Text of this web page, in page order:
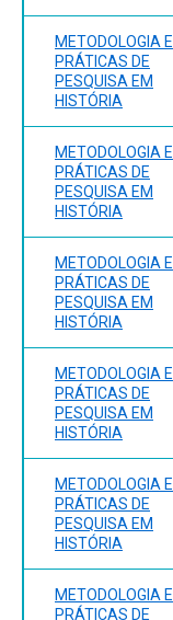
METODOLOGIA E
PRÁTICAS DE
PESQUISA EM
HISTÓRIA
METODOLOGIA E
PRÁTICAS DE
PESQUISA EM
HISTÓRIA
METODOLOGIA E
PRÁTICAS DE
PESQUISA EM
HISTÓRIA
METODOLOGIA E
PRÁTICAS DE
PESQUISA EM
HISTÓRIA
METODOLOGIA E
PRÁTICAS DE
PESQUISA EM
HISTÓRIA
METODOLOGIA E
PRÁTICAS DE